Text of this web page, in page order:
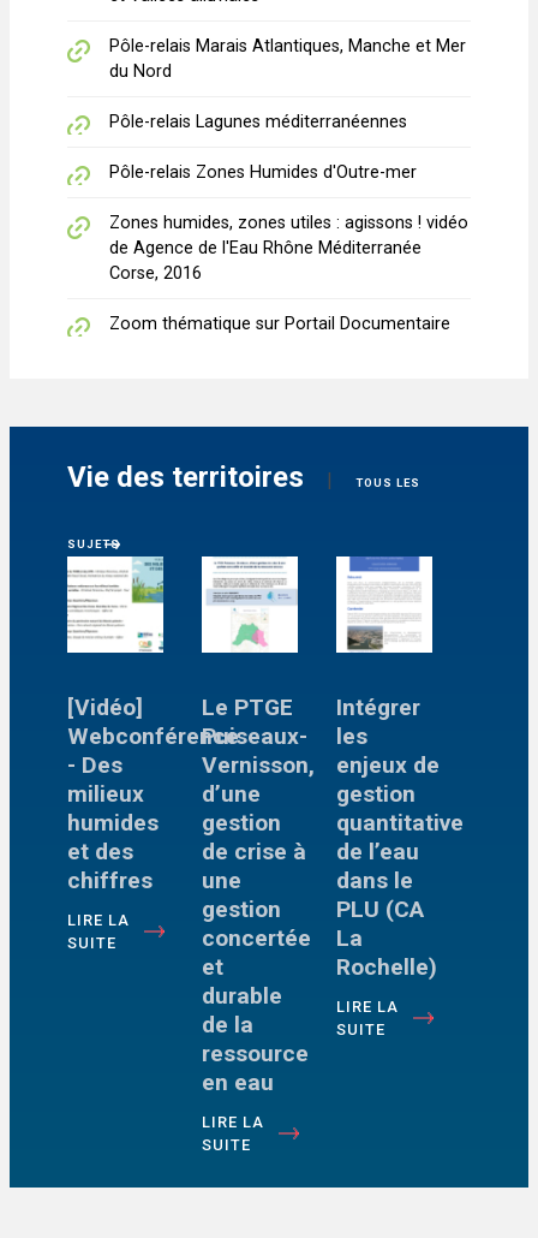
Pôle-relais Marais Atlantiques, Manche et Mer
du Nord
Pôle-relais Lagunes méditerranéennes
Pôle-relais Zones Humides d'Outre-mer
Zones humides, zones utiles : agissons ! vidéo
de Agence de l'Eau Rhône Méditerranée
Corse, 2016
Zoom thématique sur Portail Documentaire
Vie des territoires TOUS LES
SUJETS
[Vidéo]
Webconférence
- Des
milieux
humides
et des
chiffres
LIRE LA
SUITE
Le PTGE
Puiseaux-
Vernisson,
d’une
gestion
de crise à
une
gestion
concertée
et
durable
de la
ressource
en eau
LIRE LA
SUITE
Intégrer
les
enjeux de
gestion
quantitative
de l’eau
dans le
PLU (CA
La
Rochelle)
LIRE LA
SUITE